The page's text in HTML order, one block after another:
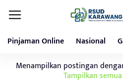
Pinjaman Online Nasional
Menampilkan postingan
Tampilkan